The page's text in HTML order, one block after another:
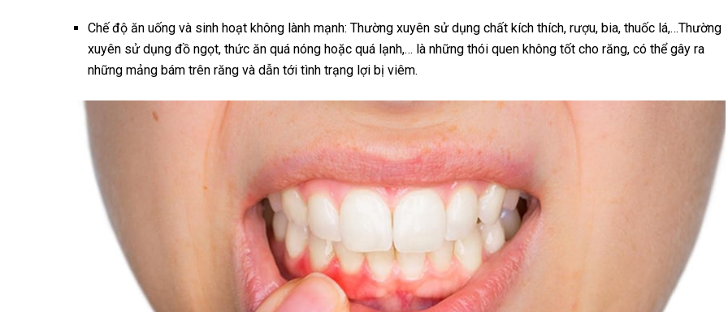
Chế độ ăn uống và sinh hoạt không lành mạnh: Thường xuyên sử dụng chất kích thích, rượu, bia, thuốc lá,…Thường
xuyên sử dụng đồ ngọt, thức ăn quá nóng hoặc quá lạnh,… là những thói quen không tốt cho răng, có thể gây ra
những mảng bám trên răng và dẫn tới tình trạng lợi bị viêm.